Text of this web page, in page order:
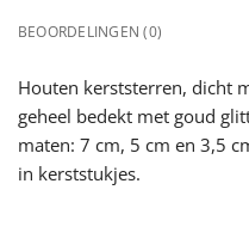
BEOORDELINGEN (0)
Houten kerststerren, dicht
geheel bedekt met goud
maten: 7 cm, 5 cm en 3,5
in kerststukjes.